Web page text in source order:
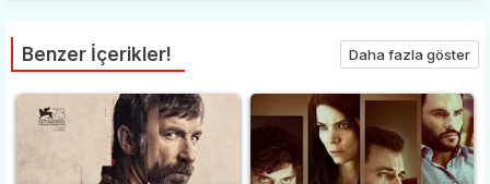
Benzer İçerikler! Daha fazla göster